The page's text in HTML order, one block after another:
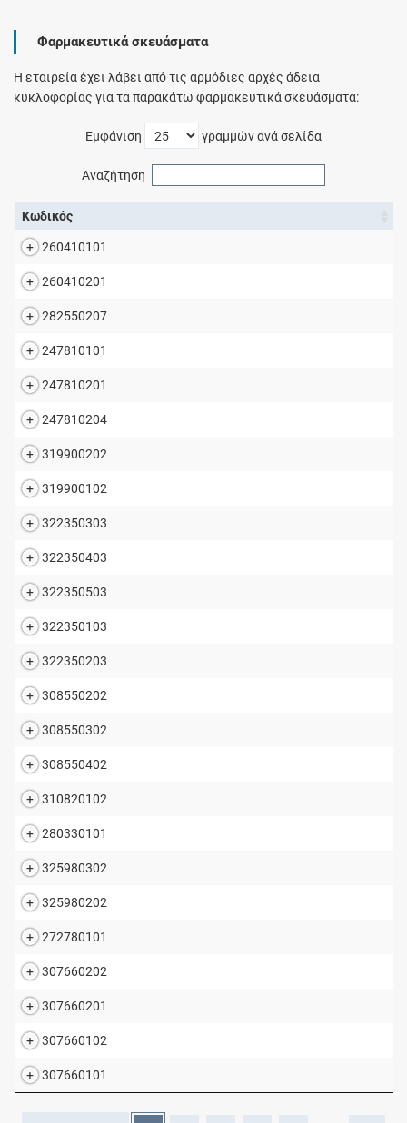
Φαρμακευτικά σκευάσματα
Η εταιρεία έχει λάβει από τις αρμόδιες αρχές άδεια
κυκλοφορίας για τα παρακάτω φαρμακευτικά σκευάσματα:
Εμφάνιση γραμμών ανά σελίδα
Αναζήτηση
Κωδικός
260410101
260410201
282550207
247810101
247810201
247810204
319900202
319900102
322350303
322350403
322350503
322350103
322350203
308550202
308550302
308550402
310820102
280330101
325980302
325980202
272780101
307660202
307660201
307660102
307660101